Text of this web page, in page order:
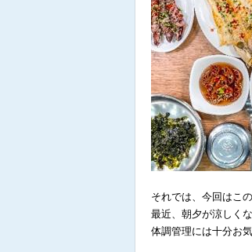
それでは、今回はこの
最近、朝夕が涼しく
体調管理には十分お